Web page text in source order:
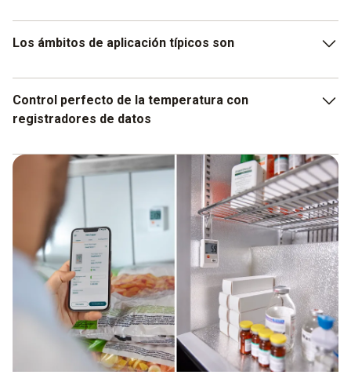
Los ámbitos de aplicación típicos son
Control de temperaturas en la industria alimentaria
Control de temperaturas en almacenes
Control perfecto de la temperatura con
registradores de datos
Por supuesto, no se trata sólo de registrar los datos de
temperatura y el correspondiente seguimiento a largo
plazo de los mismos. Estos datos también se documentan,
lo que a su vez permite al usuario demostrar a posteriori el
cumplimiento de la cadena de frío o de las temperaturas
requeridas en la zona correspondiente durante un periodo
de tiempo más largo. Los registradores de datos de
temperatura se instalan en cámaras frigoríficas y
almacenes allí donde hay puntos críticos para los cambios
de temperatura. Pueden encontrarse en ventanas y puertas,
donde controlan el estado de la temperatura. Porque es
precisamente en estos puntos donde se producen